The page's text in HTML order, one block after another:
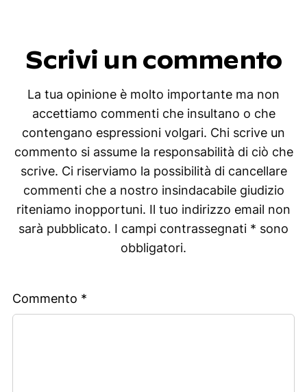
Scrivi un commento
La tua opinione è molto importante ma non
accettiamo commenti che insultano o che
contengano espressioni volgari. Chi scrive un
commento si assume la responsabilità di ciò che
scrive. Ci riserviamo la possibilità di cancellare
commenti che a nostro insindacabile giudizio
riteniamo inopportuni. Il tuo indirizzo email non
sarà pubblicato. I campi contrassegnati * sono
obbligatori.
Commento *